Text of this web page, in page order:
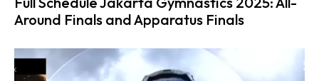
Around Finals and Apparatus Finals